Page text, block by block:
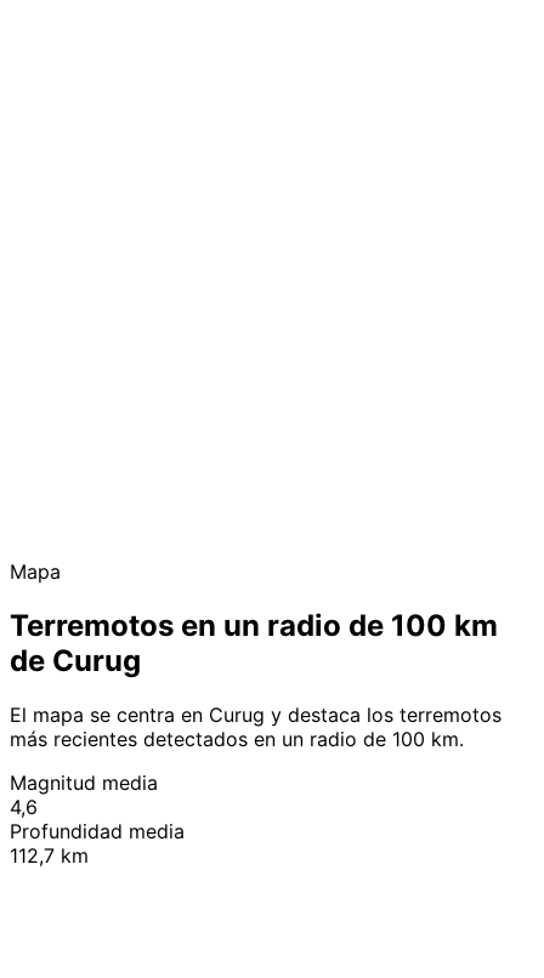
Mapa
Terremotos en un radio de 100 km
de Curug
El mapa se centra en Curug y destaca los terremotos
más recientes detectados en un radio de 100 km.
Magnitud media
4,6
Profundidad media
112,7 km